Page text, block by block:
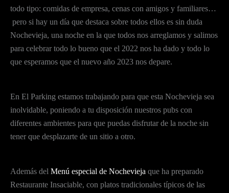
todo tipo: comidas de empresa, cenas con amigos y familiares…
pero si hay un día que destaca sobre todos ellos es sin duda
Nochevieja, una noche en la que todos nos arreglamos y salimos
para celebrar todo lo bueno que el 2022 nos ha dado y todo lo
que esperamos que el nuevo año 2023 nos depare.
En El Parking estamos trabajando para que esta Nochevieja sea
inolvidable, poniendo a tu disposición nuestros pubs con
diferentes ambientes para que puedas disfrutar de la noche sin
tener que desplazarte de un sitio a otro.
Además del Menú especial de Nochevieja que ha preparado
Restaurante Insaciable, con platos tradicionales típicos de las